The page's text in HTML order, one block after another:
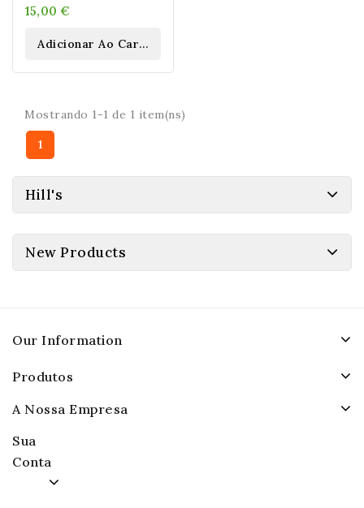
15,00 €
Adicionar Ao Carrinho
Mostrando 1-1 de 1 item(ns)
1
Hill's
New Products
Our Information
Produtos
A Nossa Empresa
Sua
Conta